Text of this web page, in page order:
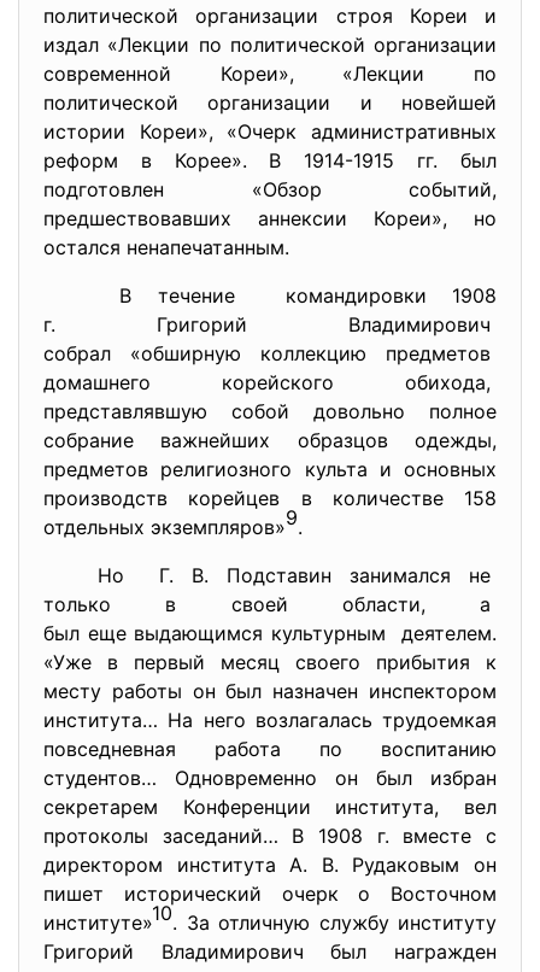
политической организации строя Кореи и
издал «Лекции по политической организации
современной Кореи», «Лекции по
политической организации и новейшей
истории Кореи», «Очерк административных
реформ в Корее». В 1914-1915 гг. был
подготовлен «Обзор событий,
предшествовавших аннексии Кореи», но
остался ненапечатанным.
В течение командировки 1908
г. Григорий Владимирович
собрал «обширную коллекцию предметов
домашнего корейского обихода,
представлявшую собой довольно полное
собрание важнейших образцов одежды,
предметов религиозного культа и основных
производств корейцев в количестве 158
отдельных экземпляров»9.
Но Г. В. Подставин занимался не
только в своей области, а
был еще выдающимся культурным деятелем.
«Уже в первый месяц своего прибытия к
месту работы он был назначен инспектором
института… На него возлагалась трудоемкая
повседневная работа по воспитанию
студентов… Одновременно он был избран
секретарем Конференции института, вел
протоколы заседаний… В 1908 г. вместе с
директором института А. В. Рудаковым он
пишет исторический очерк о Восточном
институте»10. За отличную службу институту
Григорий Владимирович был награжден